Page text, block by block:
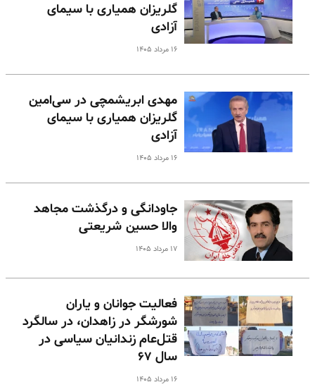
گلریزان همیاری با سیمای
آزادی
۱۶ مرداد ۱۴۰۵
مهدی ابریشمچی در سی‌امین
گلریزان همیاری با سیمای
آزادی
۱۶ مرداد ۱۴۰۵
جاودانگی و درگذشت مجاهد
والا حسین شریعتی
۱۷ مرداد ۱۴۰۵
فعالیت جوانان و یاران
شورشگر در زاهدان، در سالگرد
قتل‌عام زندانیان سیاسی در
سال ۶۷
۱۶ مرداد ۱۴۰۵